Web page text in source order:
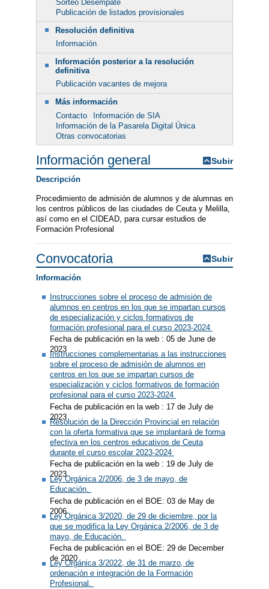
Sorteo Desempate
Publicación de listados provisionales
Resolución definitiva
Información
Información posterior a la resolución
definitiva
Publicación vacantes de mejora
Más información
Contacto
Información de SIA
Información de la Pasarela Digital Única
Otras convocatorias
Información general Subir
Descripción
Procedimiento de admisión de alumnos y de alumnas en
los centros públicos de las ciudades de Ceuta y Melilla,
así como en el CIDEAD, para cursar estudios de
Formación Profesional
Convocatoria Subir
Información
Instrucciones sobre el proceso de admisión de
alumnos en centros en los que se impartan cursos
de especialización y ciclos formativos de
formación profesional para el curso 2023-2024
Fecha de publicación en la web : 05 de June de
2023
Instrucciones complementarias a las instrucciones
sobre el proceso de admisión de alumnos en
centros en los que se impartan cursos de
especialización y ciclos formativos de formación
profesional para el curso 2023-2024
Fecha de publicación en la web : 17 de July de
2023
Resolución de la Dirección Provincial en relación
con la oferta formativa que se implantará de forma
efectiva en los centros educativos de Ceuta
durante el curso escolar 2023-2024
Fecha de publicación en la web : 19 de July de
2023
Ley Orgánica 2/2006, de 3 de mayo, de
Educación.
Fecha de publicación en el BOE: 03 de May de
2006
Ley Orgánica 3/2020, de 29 de diciembre, por la
que se modifica la Ley Orgánica 2/2006, de 3 de
mayo, de Educación.
Fecha de publicación en el BOE: 29 de December
de 2020
Ley Orgánica 3/2022, de 31 de marzo, de
ordenación e integración de la Formación
Profesional.